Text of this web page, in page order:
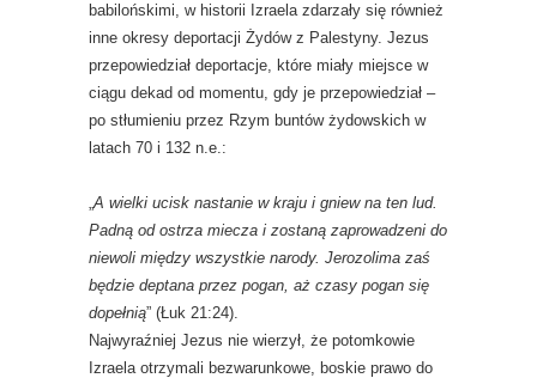
babilońskimi, w historii Izraela zdarzały się również
inne okresy deportacji Żydów z Palestyny. Jezus
przepowiedział deportacje, które miały miejsce w
ciągu dekad od momentu, gdy je przepowiedział –
po stłumieniu przez Rzym buntów żydowskich w
latach 70 i 132 n.e.:
„A wielki ucisk nastanie w kraju i gniew na ten lud.
Padną od ostrza miecza i zostaną zaprowadzeni do
niewoli między wszystkie narody. Jerozolima zaś
będzie deptana przez pogan, aż czasy pogan się
dopełnią” (Łuk 21:24).
Najwyraźniej Jezus nie wierzył, że potomkowie
Izraela otrzymali bezwarunkowe, boskie prawo do